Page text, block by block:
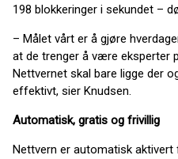
198 blokkeringer i sekundet –
– Målet vårt er å gjøre
at de trenger å være eksperter
Nettvernet skal bare ligge der
effektivt, sier Knudsen.
Automatisk, gratis og frivillig
Nettvern er automatisk